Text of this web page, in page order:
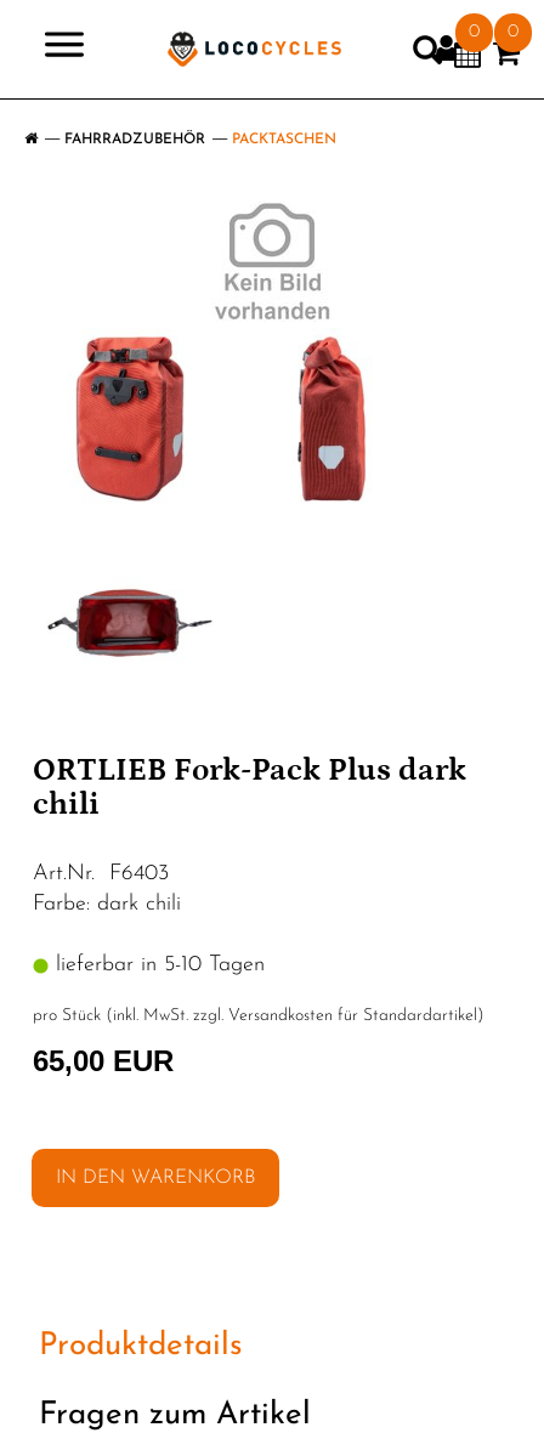
0 0
FAHRRADZUBEHÖR PACKTASCHEN
ORTLIEB Fork-Pack Plus dark
chili
Art.Nr. F6403
Farbe: dark chili
lieferbar in 5-10 Tagen
pro Stück (inkl. MwSt. zzgl. Versandkosten für Standardartikel )
65,00 EUR
IN DEN WARENKORB
Produktdetails
Fragen zum Artikel